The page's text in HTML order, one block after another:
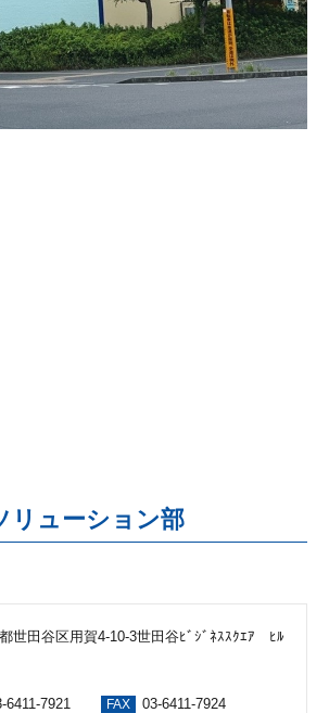
リューション部
世田谷区用賀4-10-3世田谷ﾋﾞｼﾞﾈｽｽｸｴｱ ﾋﾙ
6411-7921 FAX 03-6411-7924